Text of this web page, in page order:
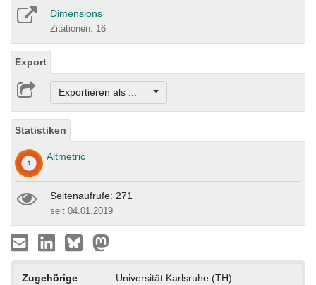
Dimensions
Zitationen: 16
Export
Exportieren als ...
Statistiken
Altmetric
Seitenaufrufe: 271
seit 04.01.2019
Zugehörige
Universität Karlsruhe (TH) –